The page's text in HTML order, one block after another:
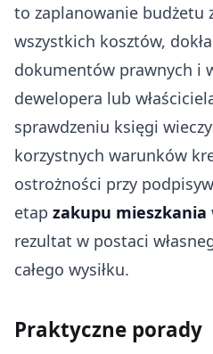
to zaplanowanie budżetu
wszystkich kosztów,
dokumentów prawnych i
dewelopera lub
sprawdzeniu księgi
korzystnych warunków
ostrożności przy
etap zakupu mieszkania
rezultat w postaci
całego wysiłku.
Praktyczne porady